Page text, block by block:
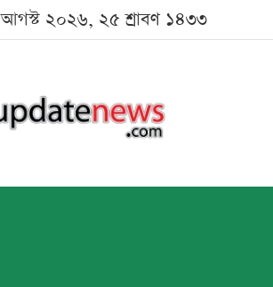
আগস্ট ২০২৬, ২৫ শ্রাবণ ১৪৩৩